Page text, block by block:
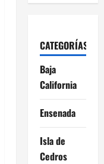
CATEGORÍAS
Baja
California
Ensenada
Isla de
Cedros